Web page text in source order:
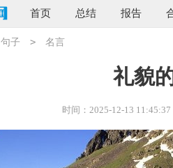
首页 总结 报告
句子 > 名言
礼貌
时间：2025-12-13 11:45:37